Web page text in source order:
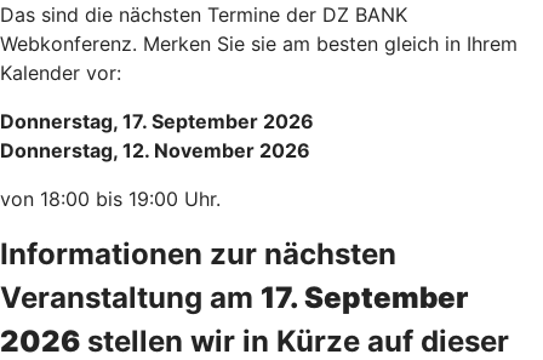
Das sind die nächsten Termine der DZ BANK
Webkonferenz. Merken Sie sie am besten gleich in Ihrem
Kalender vor:
Donnerstag, 17. September 2026
Donnerstag, 12. November 2026
von 18:00 bis 19:00 Uhr.
Informationen zur nächsten
Veranstaltung am 17. September
2026 stellen wir in Kürze auf dieser